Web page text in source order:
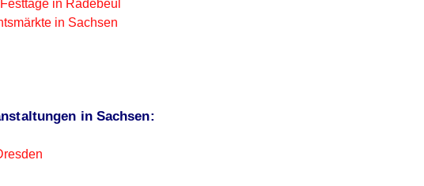
in Radebeul
in Sachsen
in Sachsen: